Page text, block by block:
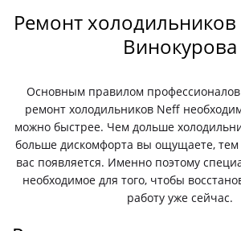
Ремонт холодильников
Винокурова
Основным правилом профессионалов
ремонт холодильников Neff
можно быстрее. Чем дольше
больше дискомфорта вы ощущаете,
вас появляется. Именно поэтому
необходимое для того, чтобы
работу уже сейчас.